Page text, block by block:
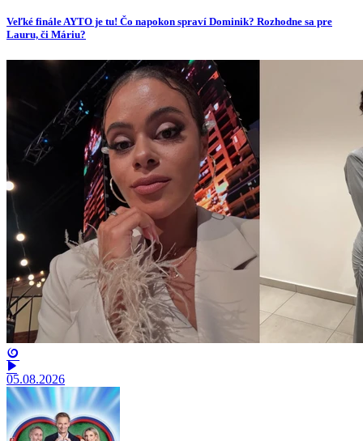
Veľké finále AYTO je tu! Čo napokon spraví Dominik? Rozhodne sa pre
Lauru, či Máriu?
05.08.2026